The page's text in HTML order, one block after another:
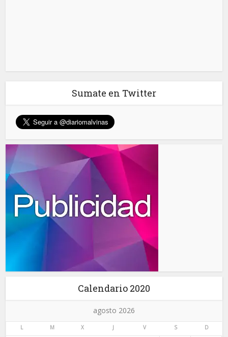
Sumate en Twitter
Calendario 2020
agosto 2026
L M X J V S D